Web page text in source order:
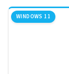
WINDOWS 11